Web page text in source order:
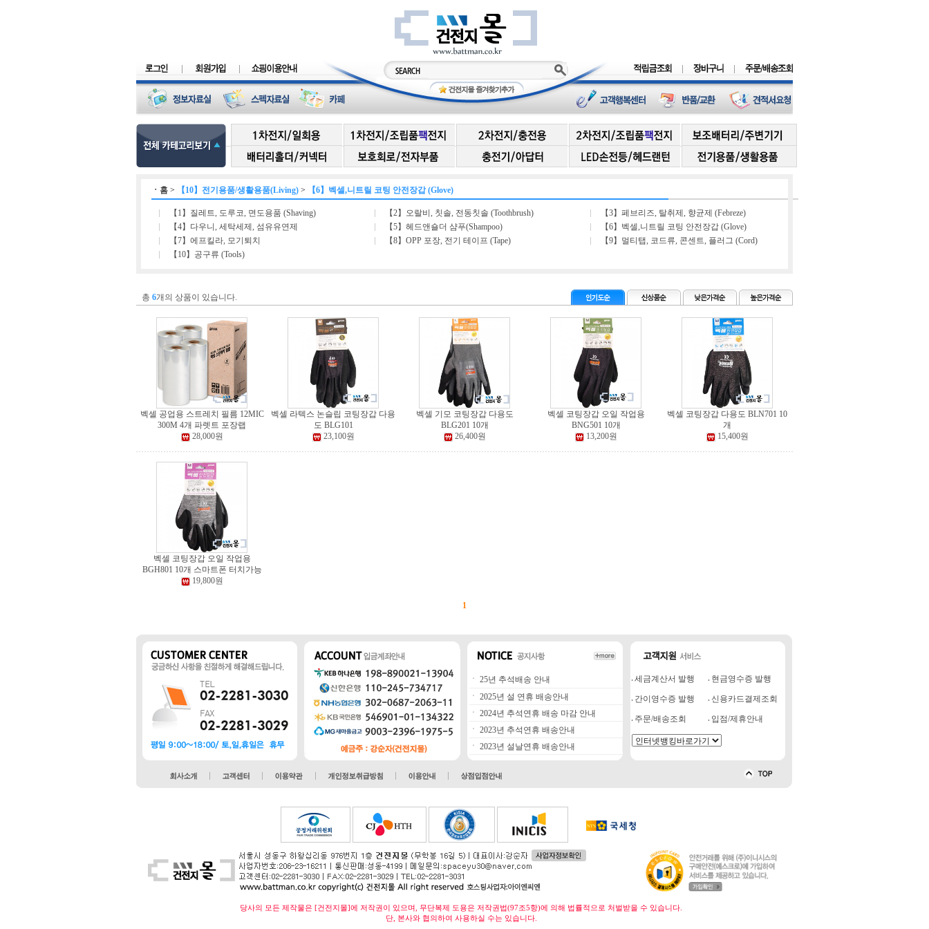
ㆍ 홈 > 【10】전기용품/생활용품(Living) > 【6】벡셀,니트릴 코팅 안전장갑 (Glove)
【1】질레트, 도루코, 면도용품 (Shaving) 【2】오랄비, 칫솔, 전동칫솔 (Toothbrush)
【3】페브리즈, 탈취제, 향균제 (Febreze)
【4】다우니, 세탁세제, 섬유유연제
【5】헤드앤숄더 샴푸(Shampoo)
【6】벡셀,니트릴 코팅 안전장갑 (Glove)
【7】에프킬라, 모기퇴치
【8】OPP 포장, 전기 테이프 (Tape)
【9】멀티탭, 코드류, 콘센트, 플러그 (Cord)
【10】공구류 (Tools)
총 6개의 상품이 있습니다.
벡셀 공업용 스트레치 필름 12MIC
300M 4개 파렛트 포장랩
28,000원
벡셀 라텍스 논슬립 코팅장갑 다용
도 BLG101
23,100원
벡셀 기모 코팅장갑 다용도
BLG201 10개
26,400원
벡셀 코팅장갑 오일 작업용
BNG501 10개
13,200원
벡셀 코팅장갑 다용도 BLN701 10
개
15,400원
벡셀 코팅장갑 오일 작업용
BGH801 10개 스마트폰 터치가능
19,800원
1
ㆍ 25년 추석배송 안내
ㆍ 2025년 설 연휴 배송안내
ㆍ 2024년 추석연휴 배송 마감 안내
ㆍ 2023년 추석연휴 배송안내
ㆍ 2023년 설날연휴 배송안내
세금계산서 발행 현금영수증 발행
간이영수증 발행 신용카드결제조회
주문/배송조회 입점/제휴안내
당사의 모든 제작물은 [건전지몰]에 저작권이 있으며, 무단복제 도용은 저작권법(97조5항)에 의해 법률적으로 처벌받을 수 있습니다.
단, 본사와 협의하여 사용하실 수는 있습니다.